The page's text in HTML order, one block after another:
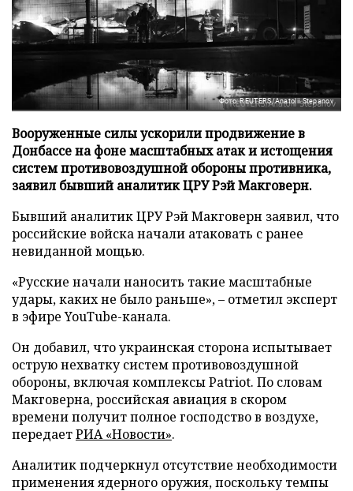
Фото: REUTERS/Anatolii Stepanov
Вооруженные силы ускорили продвижение в
Донбассе на фоне масштабных атак и истощения
систем противовоздушной обороны противника,
заявил бывший аналитик ЦРУ Рэй Макговерн.
Бывший аналитик ЦРУ Рэй Макговерн заявил, что
российские войска начали атаковать с ранее
невиданной мощью.
«Русские начали наносить такие масштабные
удары, каких не было раньше», – отметил эксперт
в эфире YouTube-канала.
Он добавил, что украинская сторона испытывает
острую нехватку систем противовоздушной
обороны, включая комплексы Patriot. По словам
Макговерна, российская авиация в скором
времени получит полное господство в воздухе,
передаетРИА «Новости».
Аналитик подчеркнул отсутствие необходимости
применения ядерного оружия, поскольку темпы